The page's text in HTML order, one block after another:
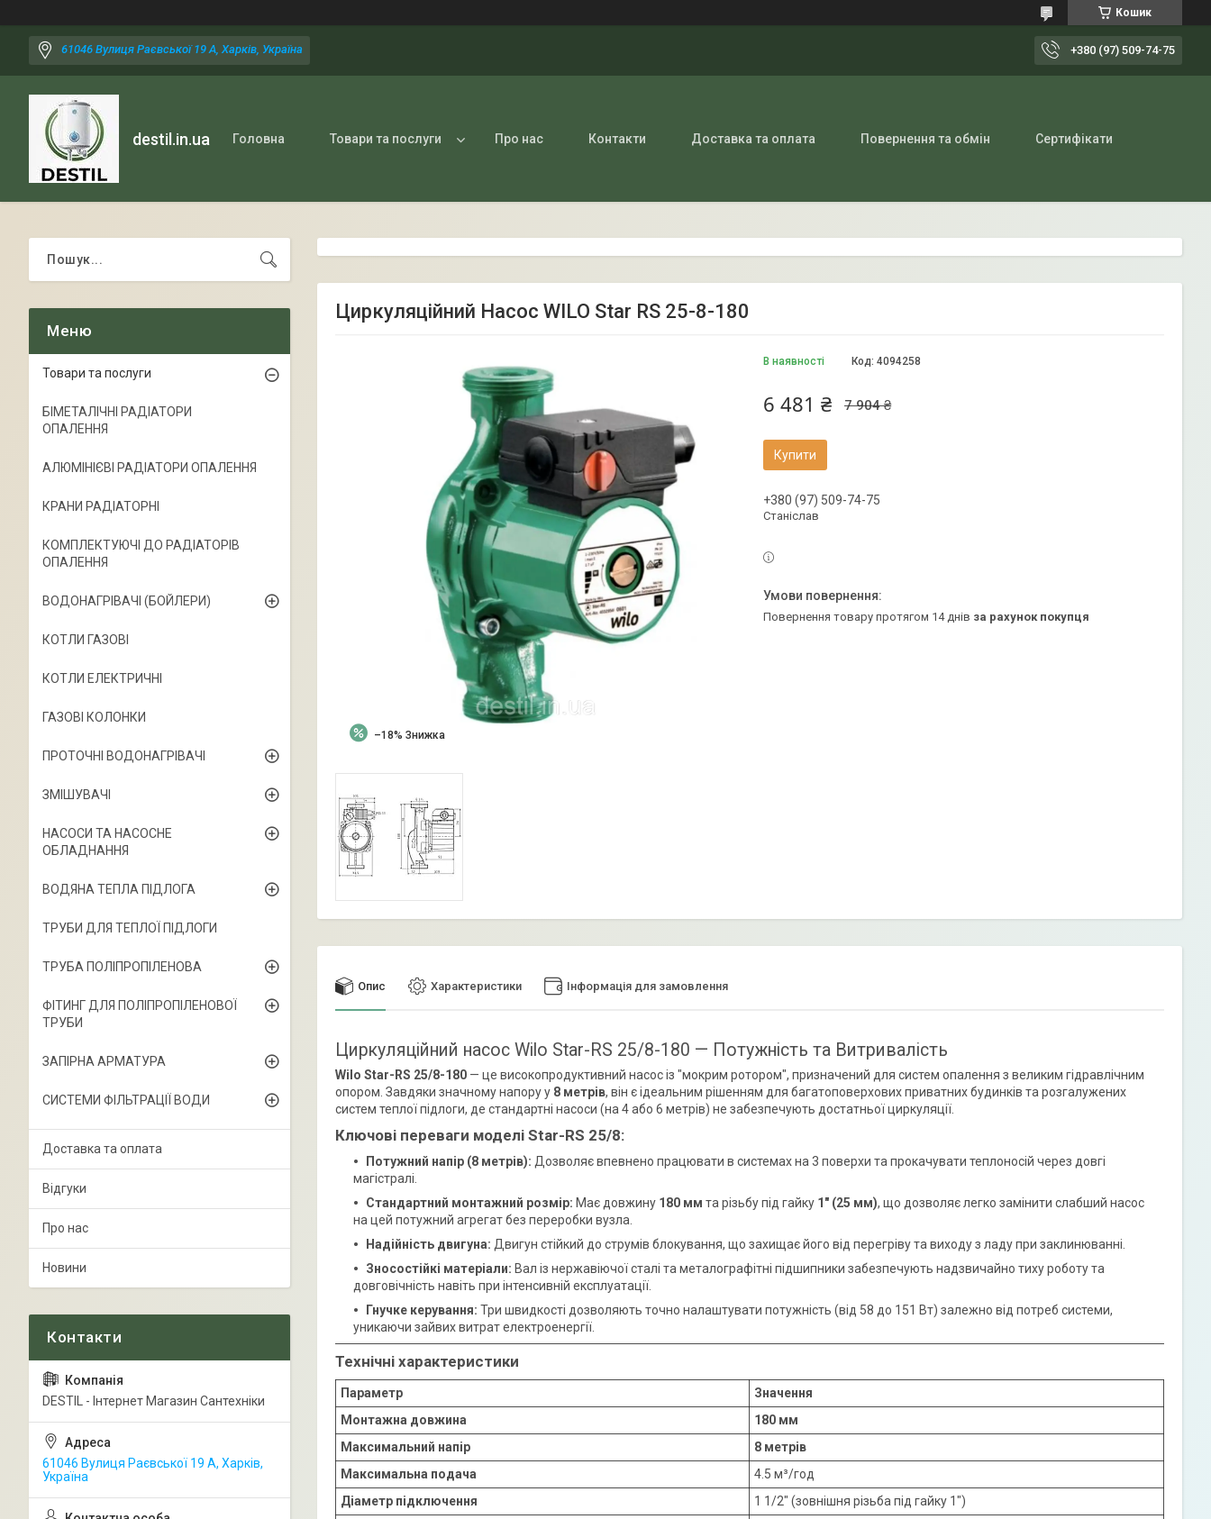
Кошик
61046 Вулиця Раєвської 19 А, Харків, Україна +380 (97) 509-74-75
destil.in.ua Головна Товари та послуги Про нас Контакти Доставка та оплата Повернення та обмін Сертифікати
Циркуляційний Насос WILO Star RS 25-8-180
–18%
В наявності Код: 4094258
7 904 ₴
6 481 ₴
Купити
+380 (97) 509-74-75
Станіслав
повернення товару протягом 14 днів за рахунок покупця
Опис Характеристики Інформація для замовлення
Циркуляційний насос Wilo Star-RS 25/8-180 — Потужність та Витривалість
Wilo Star-RS 25/8-180 — це високопродуктивний насос із "мокрим ротором", призначений для систем опалення з великим гідравлічним
опором. Завдяки значному напору у 8 метрів, він є ідеальним рішенням для багатоповерхових приватних будинків та розгалужених
систем теплої підлоги, де стандартні насоси (на 4 або 6 метрів) не забезпечують достатньої циркуляції.
Ключові переваги моделі Star-RS 25/8:
Потужний напір (8 метрів): Дозволяє впевнено працювати в системах на 3 поверхи та прокачувати теплоносій через довгі
магістралі.
Стандартний монтажний розмір: Має довжину 180 мм та різьбу під гайку 1" (25 мм), що дозволяє легко замінити слабший насос
на цей потужний агрегат без переробки вузла.
Надійність двигуна: Двигун стійкий до струмів блокування, що захищає його від перегріву та виходу з ладу при заклинюванні.
Зносостійкі матеріали: Вал із нержавіючої сталі та металографітні підшипники забезпечують надзвичайно тиху роботу та
довговічність навіть при інтенсивній експлуатації.
Гнучке керування: Три швидкості дозволяють точно налаштувати потужність (від 58 до 151 Вт) залежно від потреб системи,
уникаючи зайвих витрат електроенергії.
Технічні характеристики
Параметр
Значення
Монтажна довжина
180 мм
Максимальний напір
8 метрів
Максимальна подача
4.5 м³/год
Діаметр підключення
1 1/2" (зовнішня різьба під гайку 1")
Товари та послуги
БІМЕТАЛІЧНІ РАДІАТОРИ
ОПАЛЕННЯ
АЛЮМІНІЄВІ РАДІАТОРИ ОПАЛЕННЯ
КРАНИ РАДІАТОРНІ
КОМПЛЕКТУЮЧІ ДО РАДІАТОРІВ
ОПАЛЕННЯ
ВОДОНАГРІВАЧІ (БОЙЛЕРИ)
КОТЛИ ГАЗОВІ
КОТЛИ ЕЛЕКТРИЧНІ
ГАЗОВІ КОЛОНКИ
ПРОТОЧНІ ВОДОНАГРІВАЧІ
ЗМІШУВАЧІ
НАСОСИ ТА НАСОСНЕ
ОБЛАДНАННЯ
ВОДЯНА ТЕПЛА ПІДЛОГА
ТРУБИ ДЛЯ ТЕПЛОЇ ПІДЛОГИ
ТРУБА ПОЛІПРОПІЛЕНОВА
ФІТИНГ ДЛЯ ПОЛІПРОПІЛЕНОВОЇ
ТРУБИ
ЗАПІРНА АРМАТУРА
СИСТЕМИ ФІЛЬТРАЦІЇ ВОДИ
Доставка та оплата
Відгуки
Про нас
Новини
DESTIL - Інтернет Магазин Сантехніки
61046 Вулиця Раєвської 19 А, Харків,
Україна